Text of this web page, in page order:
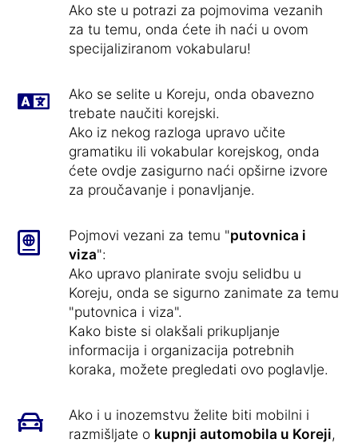
Ako ste u potrazi za pojmovima vezanih
za tu temu, onda ćete ih naći u ovom
specijaliziranom vokabularu!
Ako se selite u Koreju, onda obavezno
trebate naučiti korejski.
Ako iz nekog razloga upravo učite
gramatiku ili vokabular korejskog, onda
ćete ovdje zasigurno naći opširne izvore
za proučavanje i ponavljanje.
Pojmovi vezani za temu "putovnica i
viza":
Ako upravo planirate svoju selidbu u
Koreju, onda se sigurno zanimate za temu
"putovnica i viza".
Kako biste si olakšali prikupljanje
informacija i organizacija potrebnih
koraka, možete pregledati ovo poglavlje.
Ako i u inozemstvu želite biti mobilni i
razmišljate o kupnji automobila u Koreji,